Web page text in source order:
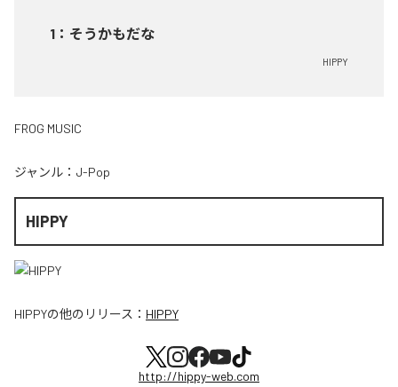
1 ： そうかもだな
HIPPY
FROG MUSIC
ジャンル： J-Pop
HIPPY
HIPPYの他のリリース： HIPPY
http://hippy-web.com